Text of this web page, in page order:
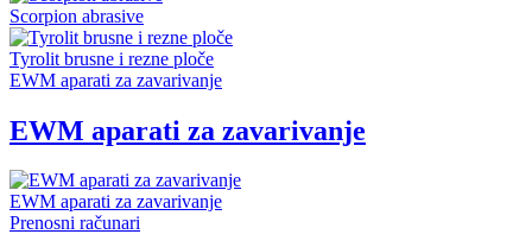
Scorpion abrasive
Tyrolit brusne i rezne ploče
EWM aparati za zavarivanje
EWM aparati za zavarivanje
EWM aparati za zavarivanje
Prenosni računari